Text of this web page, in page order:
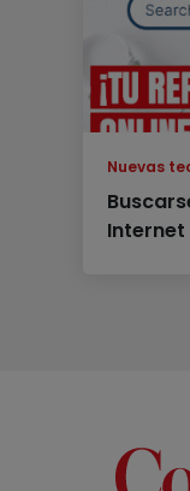
Nuevas
Internet